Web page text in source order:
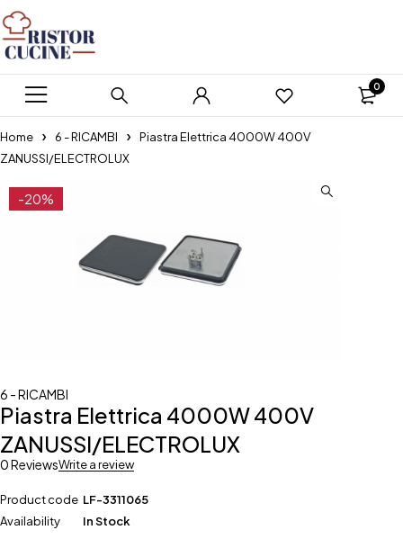
0
Home 6 - RICAMBI
Piastra Elettrica 4000W 400V
ZANUSSI/ELECTROLUX
-20%
6 - RICAMBI
Piastra Elettrica 4000W 400V
ZANUSSI/ELECTROLUX
0 ReviewsWrite a review
Product code LF-3311065
Availability
In Stock